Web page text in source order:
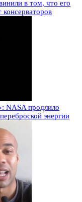
в том, что его
консерваторов
NASA продлило
энергии